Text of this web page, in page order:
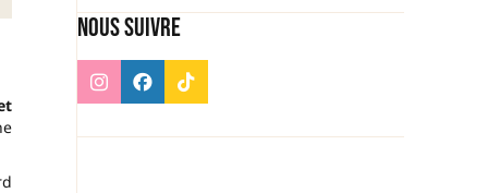
Nous suivre